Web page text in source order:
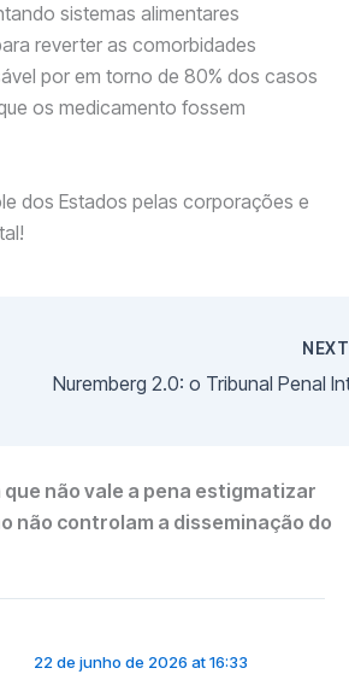
sistemas alimentares
reverter as comorbidades
por em torno de 80% dos casos
os medicamento fossem
dos Estados pelas corporações e
NEXT
não vale a pena estigmatizar
não controlam a disseminação do
22 de junho de 2026 at 16:33